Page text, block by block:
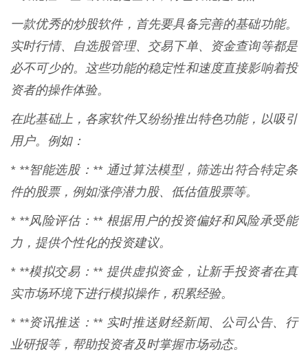
一款优秀的炒股软件，首先要具备完善的基础功能。
实时行情、自选股管理、交易下单、资金查询等都是
必不可少的。这些功能的稳定性和速度直接影响着投
资者的操作体验。
在此基础上，各家软件又纷纷推出特色功能，以吸引
用户。例如：
* **智能选股：** 通过算法模型，筛选出符合特定条
件的股票，例如涨停潜力股、低估值股票等。
* **风险评估：** 根据用户的投资偏好和风险承受能
力，提供个性化的投资建议。
* **模拟交易：** 提供虚拟资金，让新手投资者在真
实市场环境下进行模拟操作，积累经验。
* **资讯推送：** 实时推送财经新闻、公司公告、行
业研报等，帮助投资者及时掌握市场动态。